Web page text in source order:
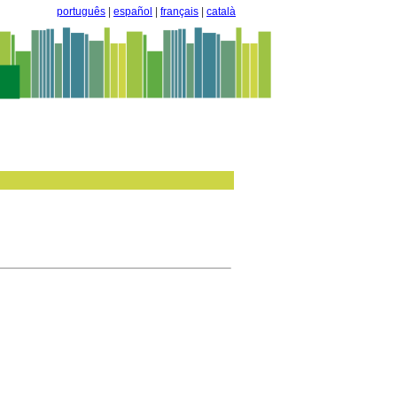
português español français català